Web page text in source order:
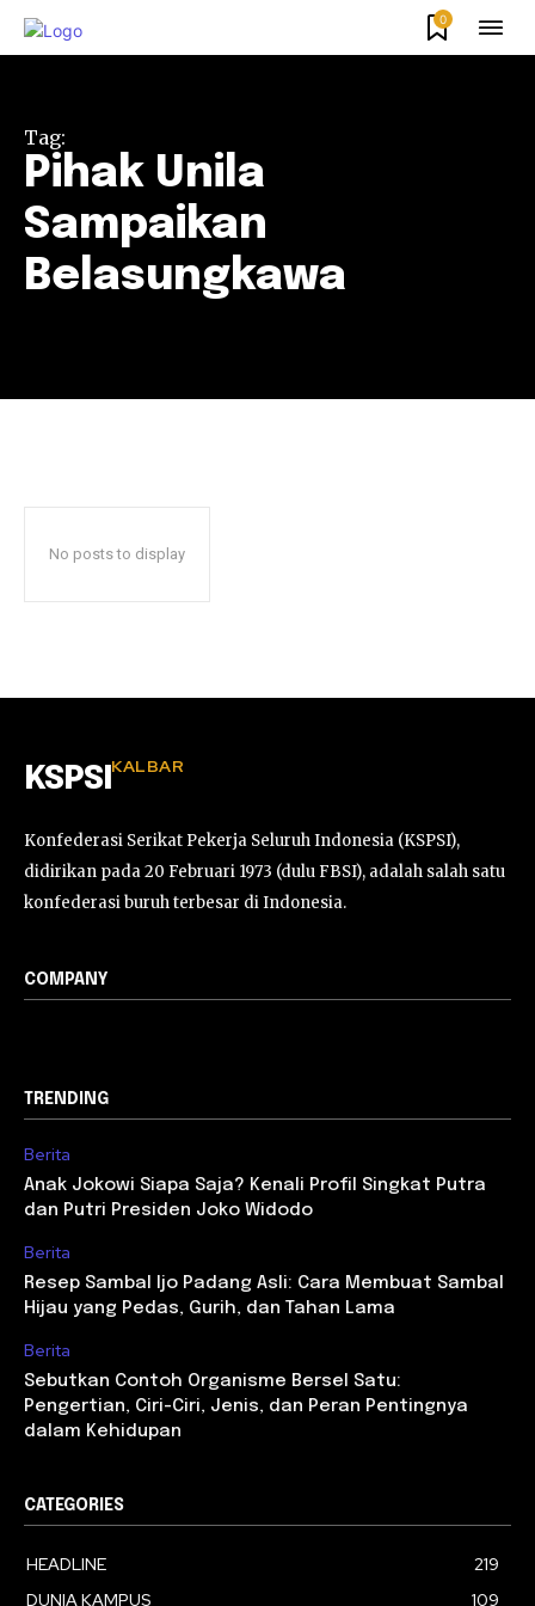
0
Tag:
Pihak Unila
Sampaikan
Belasungkawa
No posts to display
KSPSI KALBAR
Konfederasi Serikat Pekerja Seluruh Indonesia (KSPSI),
didirikan pada 20 Februari 1973 (dulu FBSI), adalah salah satu
konfederasi buruh terbesar di Indonesia.
COMPANY
TRENDING
Berita
Anak Jokowi Siapa Saja? Kenali Profil Singkat Putra
dan Putri Presiden Joko Widodo
Berita
Resep Sambal Ijo Padang Asli: Cara Membuat Sambal
Hijau yang Pedas, Gurih, dan Tahan Lama
Berita
Sebutkan Contoh Organisme Bersel Satu:
Pengertian, Ciri-Ciri, Jenis, dan Peran Pentingnya
dalam Kehidupan
CATEGORIES
HEADLINE
219
DUNIA KAMPUS
109